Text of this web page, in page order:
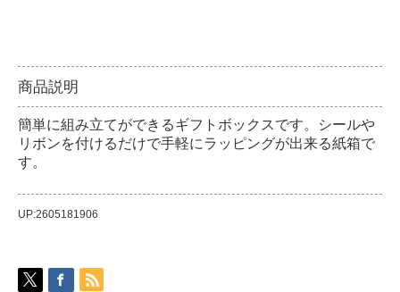
商品説明
簡単に組み立てができるギフトボックスです。シールや
リボンを付けるだけで手軽にラッピングが出来る紙箱で
す。
UP:2605181906